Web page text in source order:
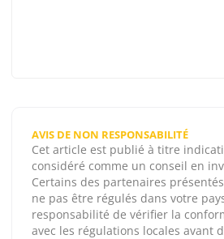
AVIS DE NON RESPONSABILITÉ
Cet article est publié à titre
considéré comme un conseil en
Certains des partenaires
ne pas être régulés dans votre
responsabilité de vérifier la
avec les régulations locales avant